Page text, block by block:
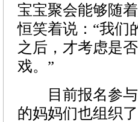
宝宝聚会能够随
恒笑着说：“我们
之后，才考虑是
戏。”
目前报名参与
的妈妈们也组织